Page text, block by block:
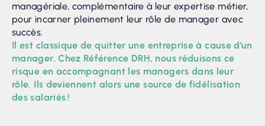
managériale, complémentaire à leur expertise métier,
pour incarner pleinement leur rôle de manager avec
succès.
Il est classique de quitter une entreprise à cause d’un
manager. Chez Référence DRH, nous réduisons ce
risque en accompagnant les managers dans leur
rôle. Ils deviennent alors une source de fidélisation
des salariés !